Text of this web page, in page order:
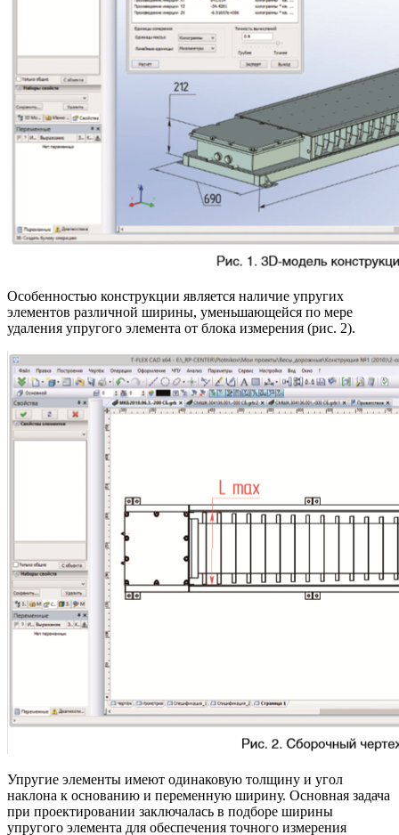
Особенностью конструкции является наличие упругих
элементов различной ширины, уменьшающейся по мере
удаления упругого элемента от блока измерения (рис. 2).
Упругие элементы имеют одинаковую толщину и угол
наклона к основанию и переменную ширину. Основная задача
при проектировании заключалась в подборе ширины
упругого элемента для обеспечения точного измерения